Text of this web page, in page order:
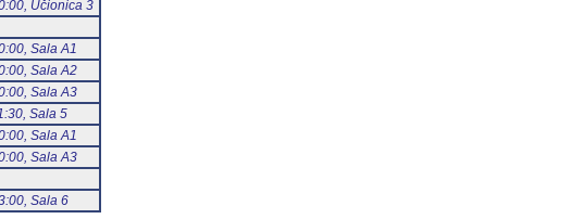
Učionica 3
Sala А1
Sala А2
Sala А3
Sala 5
Sala А1
Sala А3
Sala 6